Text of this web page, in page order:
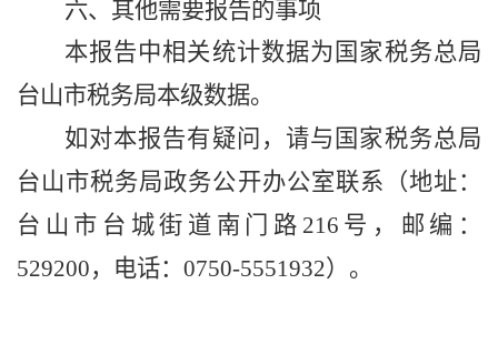
六、其他需要报告的事项
本报告中相关统计数据为国家税务总局
台山市税务局本级数据。
如对本报告有疑问，请与国家税务总局
台山市税务局政务公开办公室联系（地址：
台山市台城街道南门路 216 号，邮编：
529200，电话： 0750-5551932）。